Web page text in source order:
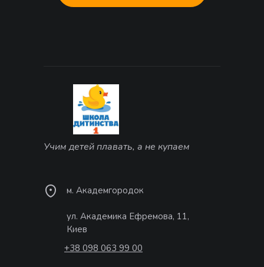
Учим детей плавать, а не купаем
м. Академгородок
ул. Академика Ефремова, 11,
Киев
+38 098 063 99 00